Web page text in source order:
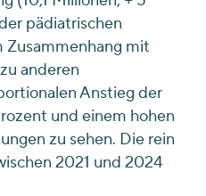
pädiatrischen
Zusammenhang mit
anderen
Anstieg der
und einem hohen
zu sehen. Die rein
2021 und 2024